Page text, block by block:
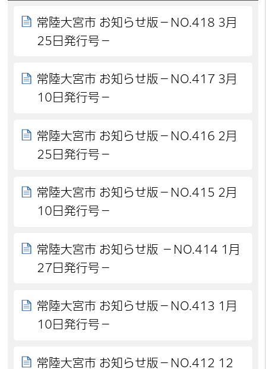
常陸大宮市 お知らせ版－NO.418 3月
25日発行号－
常陸大宮市 お知らせ版－NO.417 3月
10日発行号－
常陸大宮市 お知らせ版－NO.416 2月
25日発行号－
常陸大宮市 お知らせ版－NO.415 2月
10日発行号－
常陸大宮市 お知らせ版 －NO.414 1月
27日発行号－
常陸大宮市 お知らせ版－NO.413 1月
10日発行号－
常陸大宮市 お知らせ版－NO.412 12